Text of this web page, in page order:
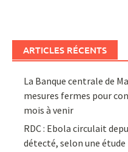
ARTICLES RÉCENTS
La Banque centrale de
mesures fermes pour
mois à venir
RDC : Ebola circulait
détecté, selon une étude